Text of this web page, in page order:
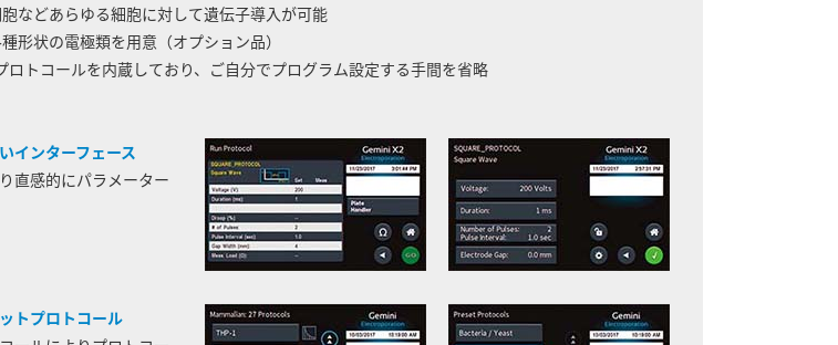
などあらゆる細胞に対して遺伝子導入が可能
形状の電極類を用意（オプション品）
ロトコールを内蔵しており、ご自分でプログラム設定する手間を省略
インターフェース
直感的にパラメーター
トプロトコール